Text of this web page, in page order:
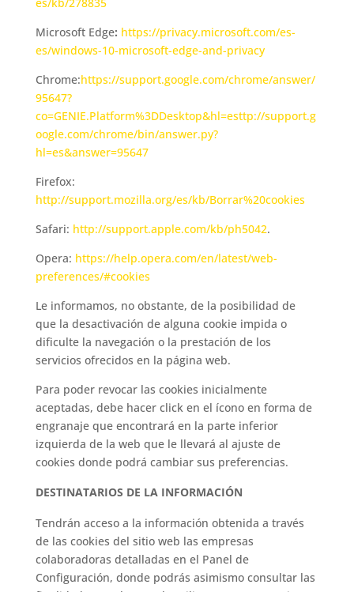
Microsoft Edge: https://privacy.microsoft.com/es-
es/windows-10-microsoft-edge-and-privacy
Chrome:https://support.google.com/chrome/answer/
95647?
co=GENIE.Platform%3DDesktop&hl=esttp://support.g
oogle.com/chrome/bin/answer.py?
hl=es&answer=95647
Firefox:
http://support.mozilla.org/es/kb/Borrar%20cookies
Safari: http://support.apple.com/kb/ph5042.
Opera: https://help.opera.com/en/latest/web-
preferences/#cookies
Le informamos, no obstante, de la posibilidad de
que la desactivación de alguna cookie impida o
dificulte la navegación o la prestación de los
servicios ofrecidos en la página web.
Para poder revocar las cookies inicialmente
aceptadas, debe hacer click en el ícono en forma de
engranaje que encontrará en la parte inferior
izquierda de la web que le llevará al ajuste de
cookies donde podrá cambiar sus preferencias.
DESTINATARIOS DE LA INFORMACIÓN
Tendrán acceso a la información obtenida a través
de las cookies del sitio web las empresas
colaboradoras detalladas en el Panel de
Configuración, donde podrás asimismo consultar las